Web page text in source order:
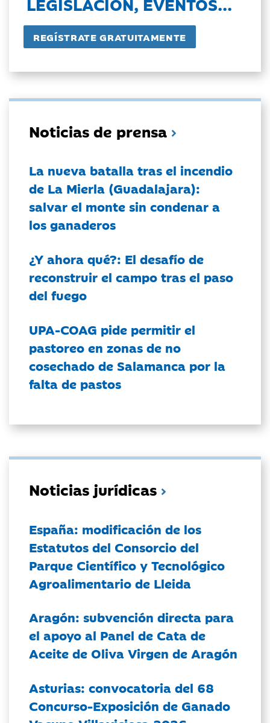
Noticias de prensa
La nueva batalla tras el incendio
de La Mierla (Guadalajara):
salvar el monte sin condenar a
los ganaderos
¿Y ahora qué?: El desafío de
reconstruir el campo tras el paso
del fuego
UPA-COAG pide permitir el
pastoreo en zonas de no
cosechado de Salamanca por la
falta de pastos
Noticias jurídicas
España: modificación de los
Estatutos del Consorcio del
Parque Científico y Tecnológico
Agroalimentario de Lleida
Aragón: subvención directa para
el apoyo al Panel de Cata de
Aceite de Oliva Virgen de Aragón
Asturias: convocatoria del 68
Concurso-Exposición de Ganado